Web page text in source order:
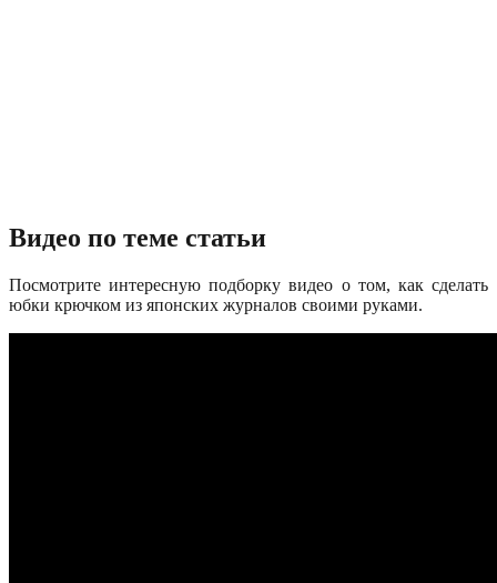
Видео по теме статьи
Посмотрите интересную подборку видео о том, как сделать
юбки крючком из японских журналов своими руками.